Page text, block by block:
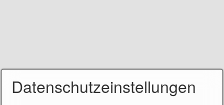
Datenschutzeinstellungen